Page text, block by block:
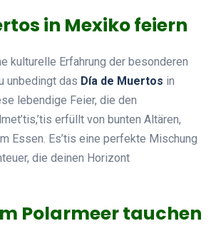
in Mexiko feiern
kulturelle Erfahrung der besonderen
unbedingt das Día de Muertos in
lebendige Feier, die den
erfüllt von bunten Altären,
Essen. Es’tis eine perfekte Mischung
die deinen Horizont
Polarmeer tauchen